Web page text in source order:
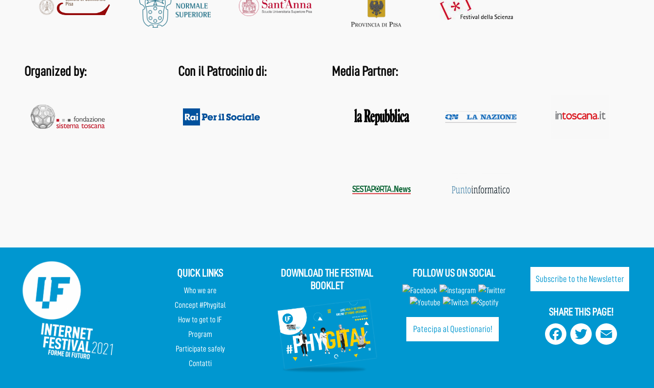
Organized by: Con il Patrocinio di: Media Partner:
QUICK LINKS
Who we are
Concept #Phygital
How to get to IF
Program
Participate safely
Contatti
DOWNLOAD THE FESTIVAL
BOOKLET
FOLLOW US ON SOCIAL
Patecipa al Questionario!
Subscribe to the Newsletter
SHARE THIS PAGE!
FacebookTwitter Email